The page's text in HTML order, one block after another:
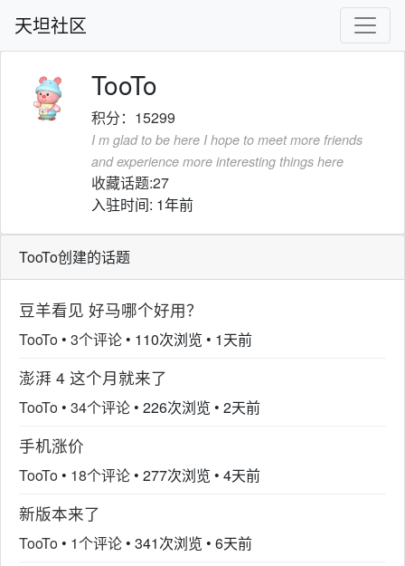
天坦社区
TooTo
积分：15299
I m glad to be here I hope to meet more friends
and experience more interesting things here
收藏话题:27
入驻时间: 1年前
TooTo创建的话题
豆羊看见 好马哪个好用？
TooTo • 3个评论 • 110次浏览 • 1天前
澎湃 4 这个月就来了
TooTo • 34个评论 • 226次浏览 • 2天前
手机涨价
TooTo • 18个评论 • 277次浏览 • 4天前
新版本来了
TooTo • 1个评论 • 341次浏览 • 6天前